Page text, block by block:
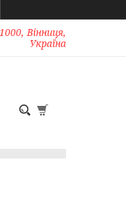
Вінниця,
Україна